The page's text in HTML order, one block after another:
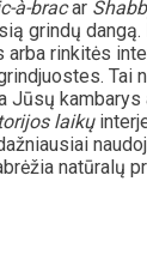
à-bracar
grindų
arba rinkitės
Tai
Jūsų
laikų
natūralų